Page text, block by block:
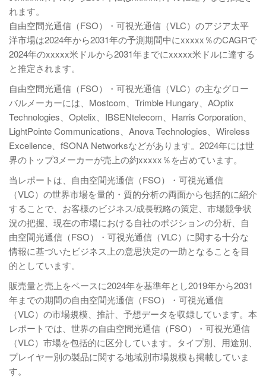
れます。
自由空間光通信（FSO）・可視光通信（VLC）のアジア太平
洋市場は2024年から2031年の予測期間中にxxxxx％のCAGRで
2024年のxxxxx米ドルから2031年までにxxxxx米ドルに達する
と推定されます。
自由空間光通信（FSO）・可視光通信（VLC）の主なグロー
バルメーカーには、Mostcom、Trimble Hungary、AOptix
Technologies、Optelix、IBSENtelecom、Harris Corporation、
LightPointe Communications、Anova Technologies、Wireless
Excellence、fSONA Networksなどがあります。2024年には世
界のトップ3メーカーが売上の約xxxxx％を占めています。
当レポートは、自由空間光通信（FSO）・可視光通信
（VLC）の世界市場を量的・質的分析の両面から包括的に紹介
することで、お客様のビジネス/成長戦略の策定、市場競争状
況の把握、現在の市場における自社のポジションの分析、自
由空間光通信（FSO）・可視光通信（VLC）に関する十分な
情報に基づいたビジネス上の意思決定の一助となることを目
的としています。
販売量と売上をベースに2024年を基準年とし2019年から2031
年までの期間の自由空間光通信（FSO）・可視光通信
（VLC）の市場規模、推計、予想データを収録しています。本
レポートでは、世界の自由空間光通信（FSO）・可視光通信
（VLC）市場を包括的に区分しています。タイプ別、用途別、
プレイヤー別の製品に関する地域別市場規模も掲載していま
す。